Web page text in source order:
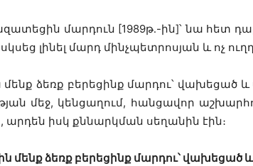
մարդուն [1989թ․-ին]՝ նա հետ
լինել մարդ մինչպետրոսյան և ոչ
մենք ձեռք բերեցինք մարդու՝ վախեցած
մեջ, կենցաղում, հանցավոր
, արդեն իսկ քննարկման սեղանին էին։
ին մենք ձեռք բերեցինք մարդու՝